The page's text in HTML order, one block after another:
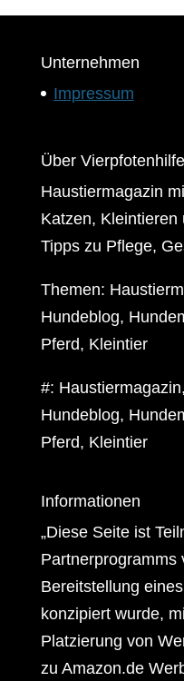
Unternehmen
Impressum
Über Vierpfotenhilfe
Haustiermagazin
Katzen,
Tipps zu Pflege,
Themen:
Hundeblog,
Pferd, Kleintier
#:
Hundeblog,
Pferd, Kleintier
Informationen
„Diese Seite ist
Partnerprogramms
Bereitstellung
konzipiert wurde,
Platzierung von
zu Amazon.de